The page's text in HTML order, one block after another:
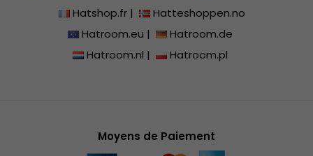
Hatshop.fr|
Hatteshoppen.no
Hatroom.eu |
Hatroom.de
Hatroom.nl | Hatroom.pl
Moyens de Paiement